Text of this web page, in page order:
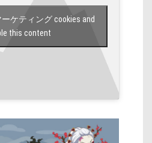
ケティング cookies and
this content